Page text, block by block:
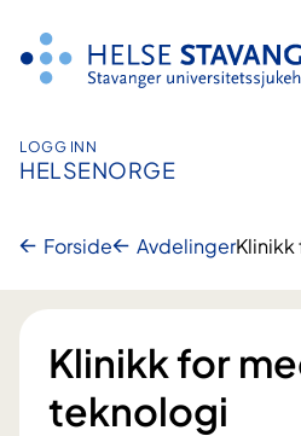
innhold
LOGG INN
HELSENORGE
Forside Avdelinger
Klinikk for
teknologi